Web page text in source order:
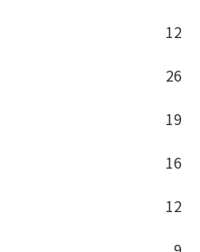
12
26
19
16
12